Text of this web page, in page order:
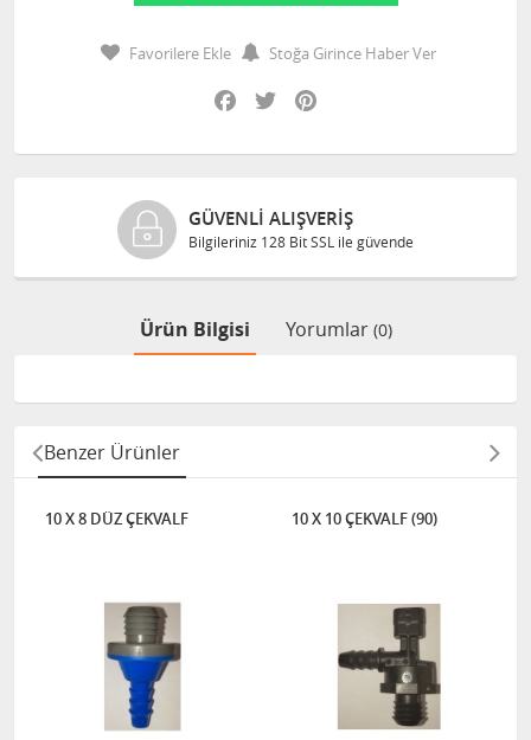
Favorilere Ekle
Stoğa Girince Haber Ver
Facebook
Twitter
GÜVENLI ALIŞVERIŞ
Bilgileriniz 128 Bit SSL ile güvende
Ürün Bilgisi Yorumlar (0)
Benzer Ürünler
10 X 8 DÜZ ÇEKVALF 10 X 10 ÇEKVALF (90)